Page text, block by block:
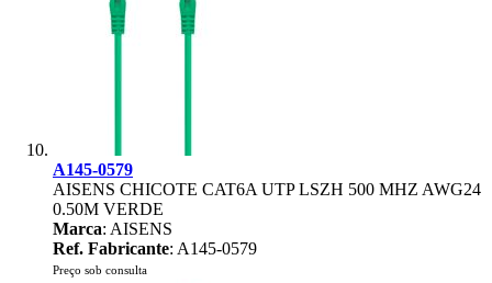
A145-0579
AISENS CHICOTE CAT6A UTP LSZH 500 MHZ AWG24
0.50M VERDE
Marca: AISENS
Ref. Fabricante: A145-0579
Preço sob consulta